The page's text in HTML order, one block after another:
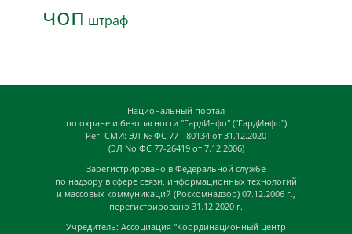
чоп штраф
Национальный портал
по охране и безопасности "ГардИнфо" ("ГардИнфо")
Рег. СМИ: ЭЛ № ФС 77 - 80134 от 31.12.2020
(ЭЛ No ФС 77-26419 от 7.12.2006)
Зарегистрировано в Федеральной службе
по надзору в сфере связи, информационных технологий
и массовых коммуникаций (Роскомнадзор) 07.12.2006 г.,
перегистрировано 31.12.2020 г.
Учредитель: Ассоциация "Координационный центр